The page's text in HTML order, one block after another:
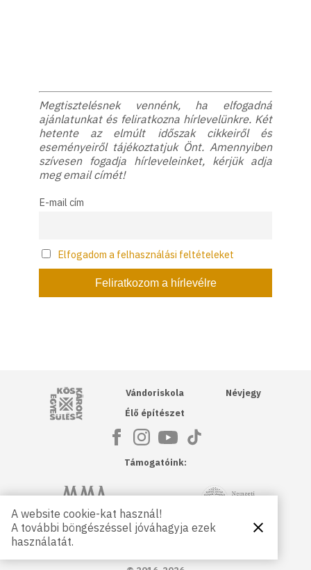
Megtisztelésnek vennénk, ha elfogadná
ajánlatunkat és feliratkozna hírlevelünkre. Két
hetente az elmúlt időszak cikkeiről és
eseményeiről tájékoztatjuk Önt. Amennyiben
szívesen fogadja hírleveleinket, kérjük adja
meg email címét!
E-mail cím
Elfogadom a felhasználási feltételeket
Kós Károly Egyesülés
Vándoriskola
Élő építészet
Névjegy
Támogatóink:
Magyar Művészeti Akadémia NKA
Petőfi Kulturális Ügynökség
A website cookie-kat használ!
A további böngészéssel jóváhagyja ezek
használatát.
Bezárás